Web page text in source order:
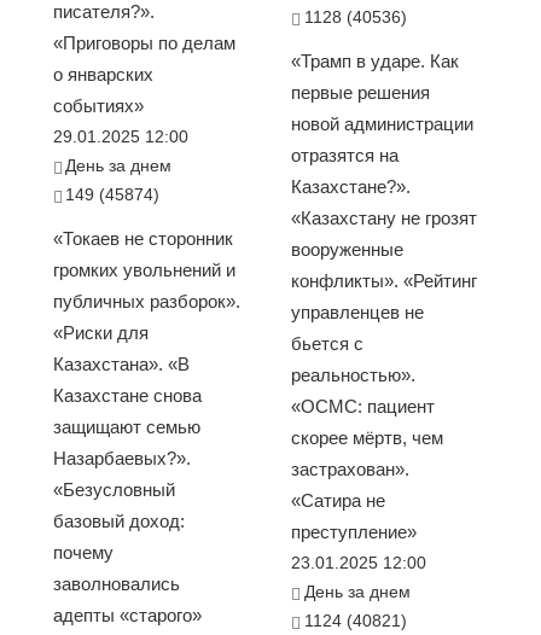
писателя?».
«Приговоры по делам
о январских
событиях»
29.01.2025 12:00
День за днем
149 (45874)
«Токаев не сторонник
громких увольнений и
публичных разборок».
«Риски для
Казахстана». «В
Казахстане снова
защищают семью
Назарбаевых?».
«Безусловный
базовый доход:
почему
заволновались
адепты «старого»
1128 (40536)
«Трамп в ударе. Как
первые решения
новой администрации
отразятся на
Казахстане?».
«Казахстану не грозят
вооруженные
конфликты». «Рейтинг
управленцев не
бьется с
реальностью».
«ОСМС: пациент
скорее мёртв, чем
застрахован».
«Сатира не
преступление»
23.01.2025 12:00
День за днем
1124 (40821)